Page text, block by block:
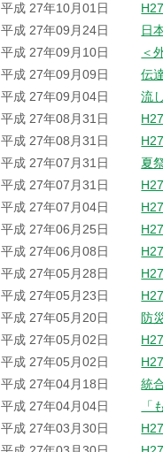
平成 27年10月01日
平成 27年09月24日
日
平成 27年09月10日
＜
平成 27年09月09日
伝
平成 27年09月04日
流
平成 27年08月31日
平成 27年08月31日
平成 27年07月31日
夏
平成 27年07月31日
平成 27年07月04日
平成 27年06月25日
平成 27年06月08日
平成 27年05月28日
平成 27年05月23日
平成 27年05月20日
防
平成 27年05月02日
平成 27年05月02日
平成 27年04月18日
統
平成 27年04月04日
「
平成 27年03月30日